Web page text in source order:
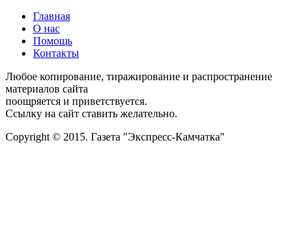
Главная
О нас
Помощь
Контакты
Любое копирование, тиражирование и распространение
материалов сайта
поощряется и приветствуется.
Ссылку на сайт ставить желательно.
Copyright © 2015. Газета "Экспресс-Камчатка"